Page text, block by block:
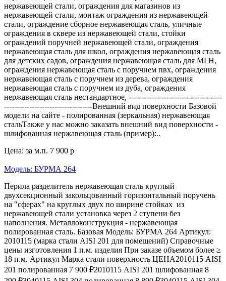
нержавеющей стали, ограждения для магазинов из
нержавеющей стали, монтаж ограждения из нержавеющей
стали, ограждение сборное нержавеющая сталь, уличные
ограждения в сквере из нержавеющей стали, стойки
ограждений поручней нержавеющей стали, ограждения
нержавеющая сталь для школ, ограждения нержавеющая сталь
для детских садов, ограждения нержавеющая сталь для МГН,
ограждения нержавеющая сталь с поручнем пвх, ограждения
нержавеющая сталь с поручнем из дерева, ограждения
нержавеющая сталь с поручнем из дуба, ограждения
нержавеющая сталь нестандартное, -------------------------------------
-----------------------------------Внешний вид поверхности Базовой
модели на сайте - полированная (зеркальная) нержавеющая
стальТакже у нас можно заказать внешний вид поверхности -
шлифованная нержавеющая сталь (пример):..
Цена: за м.п. 7 900 р
Модель: БУРМА 264
Перила разделитель нержавеющая сталь круглый
двухсекционный закольцованный горизонтальный поручень
на "сферах" на круглых двух по ширине стойках из
нержавеющей стали установка через 2 ступени без
наполнения. Металлоконструкция - нержавеющая
полированная сталь. Базовая Модель: БУРМА 264 Артикул:
2010115 (марка стали AISI 201 для помещений) Справочные
цены изготовления 1 п.м. изделия При заказе объемом более ≥
18 п.м. Артикул Марка стали поверхность ЦЕНА2010115 AISI
201 полированная 7 900 ₽2010115 AISI 201 шлифованная 8